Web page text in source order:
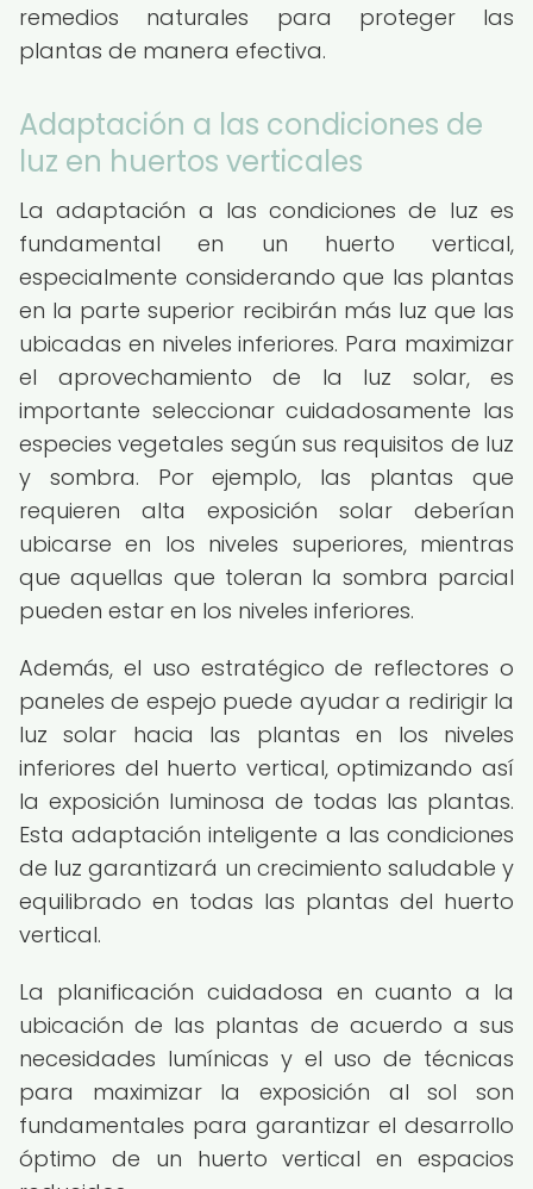
remedios naturales para proteger las
plantas de manera efectiva.
Adaptación a las condiciones de
luz en huertos verticales
La adaptación a las condiciones de luz es
fundamental en un huerto vertical,
especialmente considerando que las plantas
en la parte superior recibirán más luz que las
ubicadas en niveles inferiores. Para maximizar
el aprovechamiento de la luz solar, es
importante seleccionar cuidadosamente las
especies vegetales según sus requisitos de luz
y sombra. Por ejemplo, las plantas que
requieren alta exposición solar deberían
ubicarse en los niveles superiores, mientras
que aquellas que toleran la sombra parcial
pueden estar en los niveles inferiores.
Además, el uso estratégico de reflectores o
paneles de espejo puede ayudar a redirigir la
luz solar hacia las plantas en los niveles
inferiores del huerto vertical, optimizando así
la exposición luminosa de todas las plantas.
Esta adaptación inteligente a las condiciones
de luz garantizará un crecimiento saludable y
equilibrado en todas las plantas del huerto
vertical.
La planificación cuidadosa en cuanto a la
ubicación de las plantas de acuerdo a sus
necesidades lumínicas y el uso de técnicas
para maximizar la exposición al sol son
fundamentales para garantizar el desarrollo
óptimo de un huerto vertical en espacios